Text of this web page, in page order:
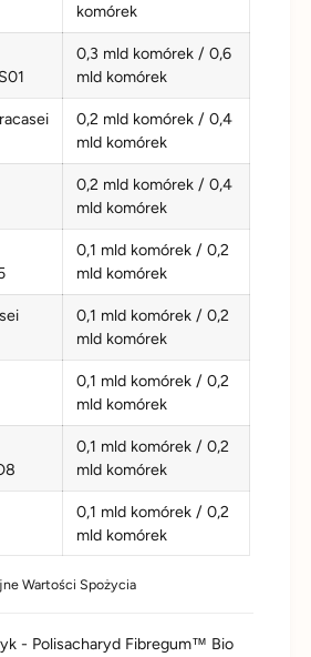
komórek
0,3 mld komórek / 0,6
mld komórek
0,2 mld komórek / 0,4
mld komórek
0,2 mld komórek / 0,4
mld komórek
0,1 mld komórek / 0,2
mld komórek
0,1 mld komórek / 0,2
mld komórek
0,1 mld komórek / 0,2
mld komórek
0,1 mld komórek / 0,2
mld komórek
0,1 mld komórek / 0,2
mld komórek
Wartości Spożycia
- Polisacharyd Fibregum™ Bio